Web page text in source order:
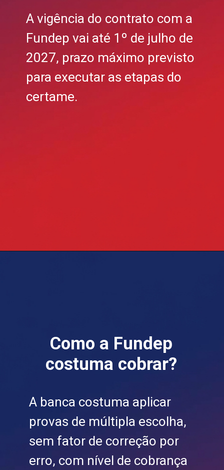
A vigência do contrato com a
Fundep vai até 1º de julho de
2027, prazo máximo previsto
para executar as etapas do
certame.
Como a Fundep
costuma cobrar?
A banca costuma aplicar
provas de múltipla escolha,
sem fator de correção por
erro, com nível de cobrança